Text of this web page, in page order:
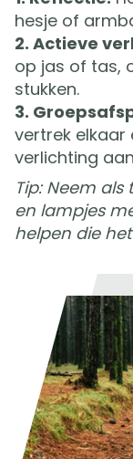
hesje of
2. Actieve
op jas of tas,
stukken.
3.
vertrek elkaar
verlichting
Tip: Neem
en lampjes
helpen die